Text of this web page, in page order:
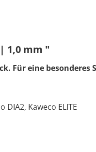
1,0 mm "
Für eine besonderes
DIA2, Kaweco ELITE